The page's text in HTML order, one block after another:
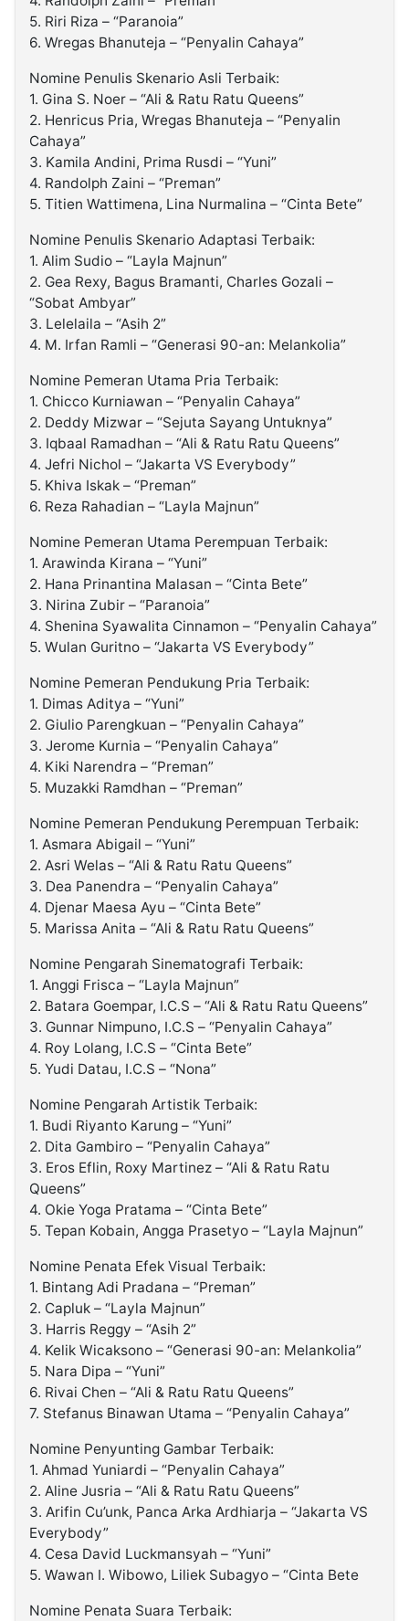
5. Riri Riza – “Paranoia”
6. Wregas Bhanuteja – “Penyalin Cahaya”
Nomine Penulis Skenario Asli Terbaik:
1. Gina S. Noer – “Ali & Ratu Ratu Queens”
2. Henricus Pria, Wregas Bhanuteja – “Penyalin
Cahaya”
3. Kamila Andini, Prima Rusdi – “Yuni”
4. Randolph Zaini – “Preman”
5. Titien Wattimena, Lina Nurmalina – “Cinta Bete”
Nomine Penulis Skenario Adaptasi Terbaik:
1. Alim Sudio – “Layla Majnun”
2. Gea Rexy, Bagus Bramanti, Charles Gozali –
“Sobat Ambyar”
3. Lelelaila – “Asih 2”
4. M. Irfan Ramli – “Generasi 90-an: Melankolia”
Nomine Pemeran Utama Pria Terbaik:
1. Chicco Kurniawan – “Penyalin Cahaya”
2. Deddy Mizwar – “Sejuta Sayang Untuknya”
3. Iqbaal Ramadhan – “Ali & Ratu Ratu Queens”
4. Jefri Nichol – “Jakarta VS Everybody”
5. Khiva Iskak – “Preman”
6. Reza Rahadian – “Layla Majnun”
Nomine Pemeran Utama Perempuan Terbaik:
1. Arawinda Kirana – “Yuni”
2. Hana Prinantina Malasan – “Cinta Bete”
3. Nirina Zubir – “Paranoia”
4. Shenina Syawalita Cinnamon – “Penyalin Cahaya”
5. Wulan Guritno – “Jakarta VS Everybody”
Nomine Pemeran Pendukung Pria Terbaik:
1. Dimas Aditya – “Yuni”
2. Giulio Parengkuan – “Penyalin Cahaya”
3. Jerome Kurnia – “Penyalin Cahaya”
4. Kiki Narendra – “Preman”
5. Muzakki Ramdhan – “Preman”
Nomine Pemeran Pendukung Perempuan Terbaik:
1. Asmara Abigail – “Yuni”
2. Asri Welas – “Ali & Ratu Ratu Queens”
3. Dea Panendra – “Penyalin Cahaya”
4. Djenar Maesa Ayu – “Cinta Bete”
5. Marissa Anita – “Ali & Ratu Ratu Queens”
Nomine Pengarah Sinematografi Terbaik:
1. Anggi Frisca – “Layla Majnun”
2. Batara Goempar, I.C.S – “Ali & Ratu Ratu Queens”
3. Gunnar Nimpuno, I.C.S – “Penyalin Cahaya”
4. Roy Lolang, I.C.S – “Cinta Bete”
5. Yudi Datau, I.C.S – “Nona”
Nomine Pengarah Artistik Terbaik:
1. Budi Riyanto Karung – “Yuni”
2. Dita Gambiro – “Penyalin Cahaya”
3. Eros Eflin, Roxy Martinez – “Ali & Ratu Ratu
Queens”
4. Okie Yoga Pratama – “Cinta Bete”
5. Tepan Kobain, Angga Prasetyo – “Layla Majnun”
Nomine Penata Efek Visual Terbaik:
1. Bintang Adi Pradana – “Preman”
2. Capluk – “Layla Majnun”
3. Harris Reggy – “Asih 2”
4. Kelik Wicaksono – “Generasi 90-an: Melankolia”
5. Nara Dipa – “Yuni”
6. Rivai Chen – “Ali & Ratu Ratu Queens”
7. Stefanus Binawan Utama – “Penyalin Cahaya”
Nomine Penyunting Gambar Terbaik:
1. Ahmad Yuniardi – “Penyalin Cahaya”
2. Aline Jusria – “Ali & Ratu Ratu Queens”
3. Arifin Cu’unk, Panca Arka Ardhiarja – “Jakarta VS
Everybody”
4. Cesa David Luckmansyah – “Yuni”
5. Wawan I. Wibowo, Liliek Subagyo – “Cinta Bete
Nomine Penata Suara Terbaik: